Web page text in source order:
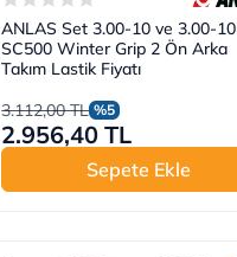
ANLAS Set 3.00-10 ve 3.00-10
SC500 Winter Grip 2 Ön Arka
Takım Lastik Fiyatı
3.112,00 TL %5
2.956,40 TL
Sepete Ekle